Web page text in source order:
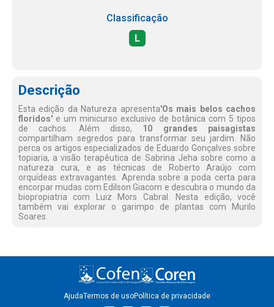
Classificação
L
Descrição
Esta edição da Natureza apresenta'Os mais belos cachos
floridos' e um minicurso exclusivo de botânica com 5 tipos
de cachos. Além disso, 10 grandes paisagistas
compartilham segredos para transformar seu jardim. Não
perca os artigos especializados de Eduardo Gonçalves sobre
topiaria, a visão terapêutica de Sabrina Jeha sobre como a
natureza cura, e as técnicas de Roberto Araújo com
orquídeas extravagantes. Aprenda sobre a poda certa para
encorpar mudas com Edilson Giacom e descubra o mundo da
biopropiatria com Luiz Mors Cabral. Nesta edição, você
também vai explorar o garimpo de plantas com Murilo
Soares.
AjudaTermos de usoPolítica de privacidade